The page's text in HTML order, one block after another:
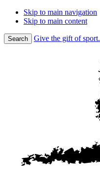
Skip to main navigation
Skip to main content
Search Give the gift of sport.